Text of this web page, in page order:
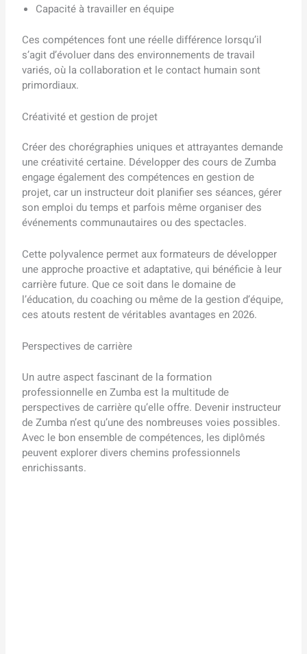
Capacité à travailler en équipe
Ces compétences font une réelle différence lorsqu’il
s’agit d’évoluer dans des environnements de travail
variés, où la collaboration et le contact humain sont
primordiaux.
Créativité et gestion de projet
Créer des chorégraphies uniques et attrayantes demande
une créativité certaine. Développer des cours de Zumba
engage également des compétences en gestion de
projet, car un instructeur doit planifier ses séances, gérer
son emploi du temps et parfois même organiser des
événements communautaires ou des spectacles.
Cette polyvalence permet aux formateurs de développer
une approche proactive et adaptative, qui bénéficie à leur
carrière future. Que ce soit dans le domaine de
l’éducation, du coaching ou même de la gestion d’équipe,
ces atouts restent de véritables avantages en 2026.
Perspectives de carrière
Un autre aspect fascinant de la formation
professionnelle en Zumba est la multitude de
perspectives de carrière qu’elle offre. Devenir instructeur
de Zumba n’est qu’une des nombreuses voies possibles.
Avec le bon ensemble de compétences, les diplômés
peuvent explorer divers chemins professionnels
enrichissants.